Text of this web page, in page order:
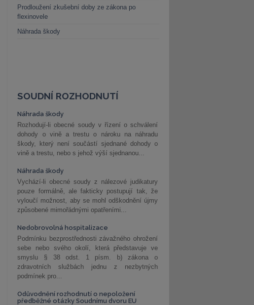
Prodloužení zkušební doby ze zákona po
flexinovele
Náhrada škody
SOUDNÍ ROZHODNUTÍ
Náhrada škody
Rozhodují-li obecné soudy v řízení o schválení
dohody o vině a trestu o nároku na náhradu
škody, který není součástí sjednané dohody o
vině a trestu, nebo s jehož výší sjednanou...
Náhrada škody
Vychází-li obecné soudy z nálezové judikatury
pouze formálně, ale fakticky postupují tak, že
vyloučí možnost, aby se mohl odškodnění újmy
způsobené mimořádnými opatřeními...
Nedobrovolná hospitalizace
Podmínku bezprostřednosti závažného ohrožení
sebe nebo svého okolí, která představuje ve
smyslu § 38 odst. 1 písm. b) zákona o
zdravotních službách jednu z nezbytných
podmínek pro...
Odůvodnění rozhodnutí o nepoložení
předběžné otázky Soudnímu dvoru EU